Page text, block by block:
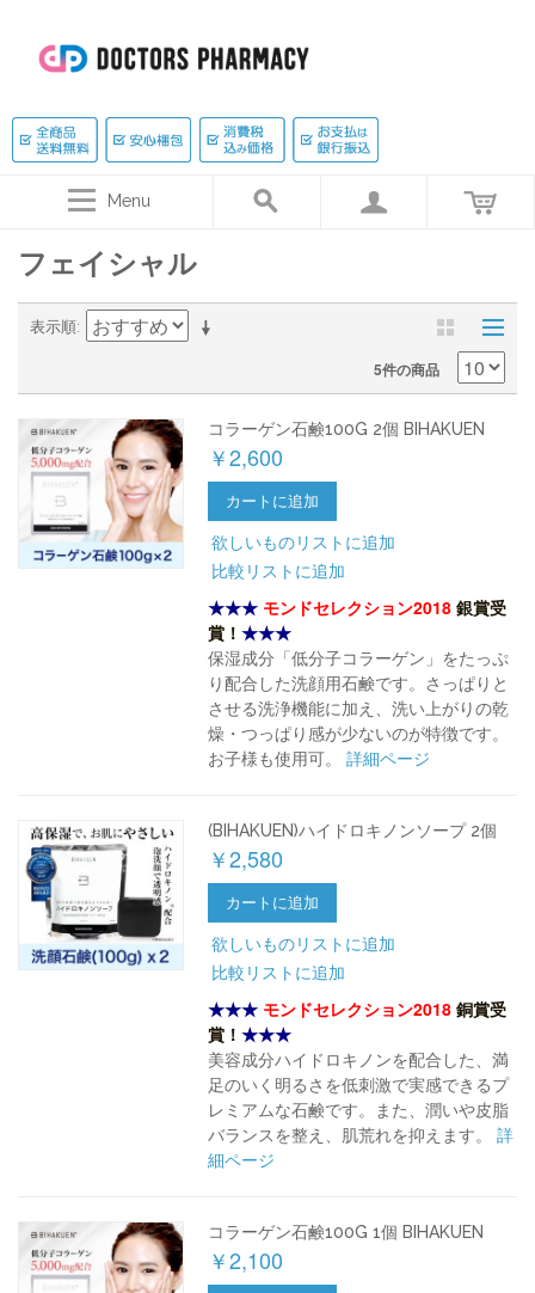
Menu
フェイシャル
表示順
5件の商品
コラーゲン石鹸100G 2個 BIHAKUEN
￥2,600
カートに追加
欲しいものリストに追加
比較リストに追加
★★★ モンドセレクション2018 銀賞受
賞！★★★
保湿成分「低分子コラーゲン」をたっぷ
り配合した洗顔用石鹸です。さっぱりと
させる洗浄機能に加え、洗い上がりの乾
燥・つっぱり感が少ないのが特徴です。
お子様も使用可。詳細ページ
(BIHAKUEN)ハイドロキノンソープ 2個
￥2,580
カートに追加
欲しいものリストに追加
比較リストに追加
★★★ モンドセレクション2018 銅賞受
賞！★★★
美容成分ハイドロキノンを配合した、満
足のいく明るさを低刺激で実感できるプ
レミアムな石鹸です。また、潤いや皮脂
バランスを整え、肌荒れを抑えます。詳
細ページ
コラーゲン石鹸100G 1個 BIHAKUEN
￥2,100